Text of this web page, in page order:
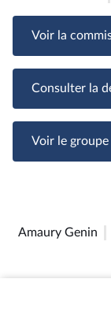
Voir la
Consulter la
Voir le
Amaury Genin